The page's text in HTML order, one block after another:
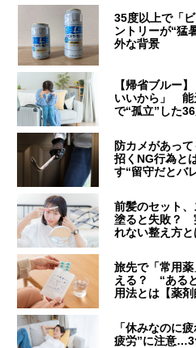
35度以上で「
ントリーが“猛
外な背景
【帰省ブルー
いいから」 能
で“孤立”した
防カメがあっ
招くNG行為と
す“留守だとバ
前髪のセット
塗ると失敗？
れない整え方と
旅先で「常用
える？ “ある
用法とは【薬剤
「休みなのに
疲労”に注意…3